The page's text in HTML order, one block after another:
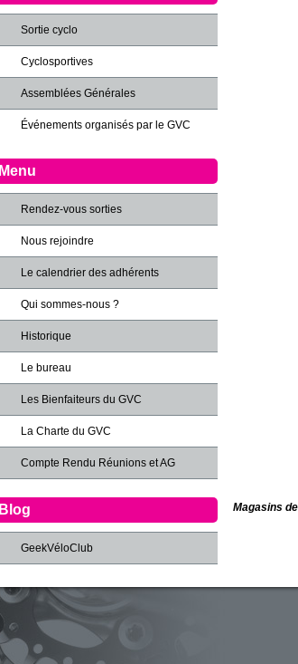
Magasins
Sortie cyclo
Cyclosportives
Assemblées Générales
Événements organisés par le GVC
Menu
Rendez-vous sorties
Nous rejoindre
Le calendrier des adhérents
Qui sommes-nous ?
Historique
Le bureau
Les Bienfaiteurs du GVC
La Charte du GVC
Compte Rendu Réunions et AG
Blog
GeekVéloClub